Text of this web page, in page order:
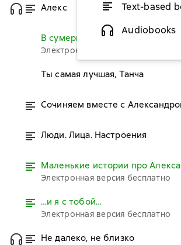
Text-based
Audiobooks
Алекс
В сумерках
Электронная версия бесплатно
Ты самая лучшая, Танча
Сочиняем вместе с
Люди. Лица. Настроения
Маленькие истории про
Электронная версия бесплатно
…и я с тобой…
Электронная версия бесплатно
Не далеко, не близко